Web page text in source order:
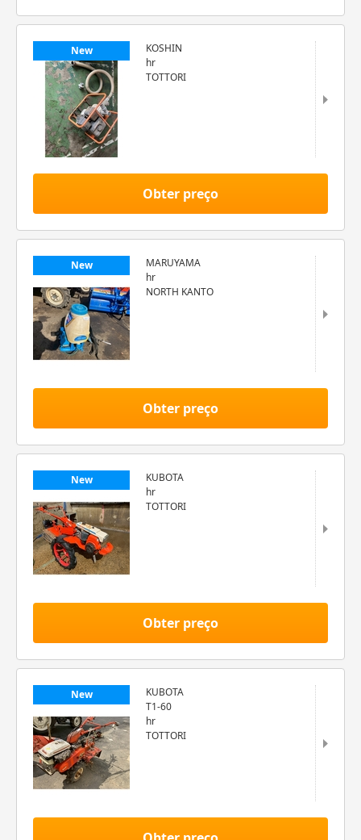
New
KOSHIN
hr
TOTTORI
Obter preço
New
MARUYAMA
hr
NORTH KANTO
Obter preço
New
KUBOTA
hr
TOTTORI
Obter preço
New
KUBOTA
T1-60
hr
TOTTORI